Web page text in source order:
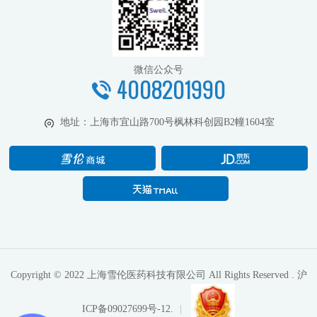
微信公众号
4008201990
地址： 上海市宜山路700号枫林科创园B2幢1604室
Copyright © 2022 上海雪伦医药科技有限公司 All Rights Reserved . 沪
ICP备09027699号-12.